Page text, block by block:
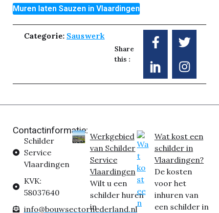
Muren laten Sauzen in Vlaardingen
Categorie: Sauswerk
Share
this :
Contactinformatie:
Schilder
Service
Vlaardingen
KVK:
58037640
info@bouwsectornederland.nl
Werkgebied
van Schilder
Service
Vlaardingen
Wilt u een
schilder huren
in
Wat kost een
schilder in
Vlaardingen?
De kosten
voor het
inhuren van
een schilder in